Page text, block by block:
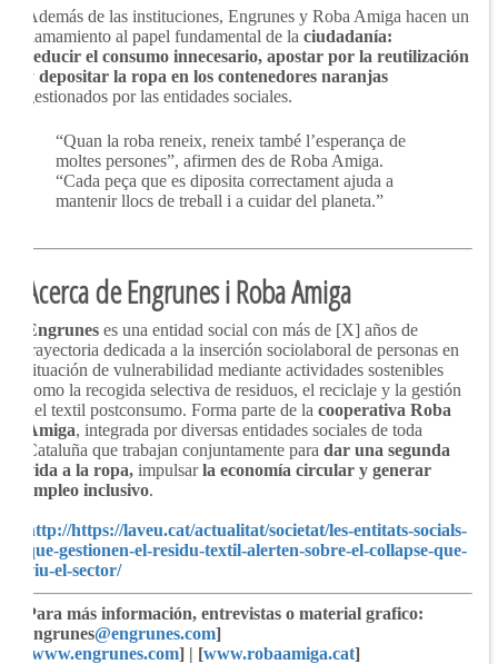
Además de las instituciones, Engrunes y Roba Amiga hacen un
llamamiento al papel fundamental de la ciudadanía:
reducir el consumo innecesario, apostar por la reutilización
y depositar la ropa en los contenedores naranjas
gestionados por las entidades sociales.
“Quan la roba reneix, reneix també l’esperança de
moltes persones”, afirmen des de Roba Amiga.
“Cada peça que es diposita correctament ajuda a
mantenir llocs de treball i a cuidar del planeta.”
Acerca de Engrunes i Roba Amiga
Engrunes es una entidad social con más de [X] años de
trayectoria dedicada a la inserción sociolaboral de personas en
situación de vulnerabilidad mediante actividades sostenibles
como la recogida selectiva de residuos, el reciclaje y la gestión
del textil postconsumo. Forma parte de la cooperativa Roba
Amiga, integrada por diversas entidades sociales de toda
Cataluña que trabajan conjuntamente para dar una segunda
vida a la ropa, impulsarla economía circular y generar
empleo inclusivo.
http://https://laveu.cat/actualitat/societat/les-entitats-socials-
que-gestionen-el-residu-textil-alerten-sobre-el-collapse-que-
viu-el-sector/
Para más información, entrevistas o material grafico:
engrunes@engrunes.com]
www.engrunes.com] | [www.robaamiga.cat]